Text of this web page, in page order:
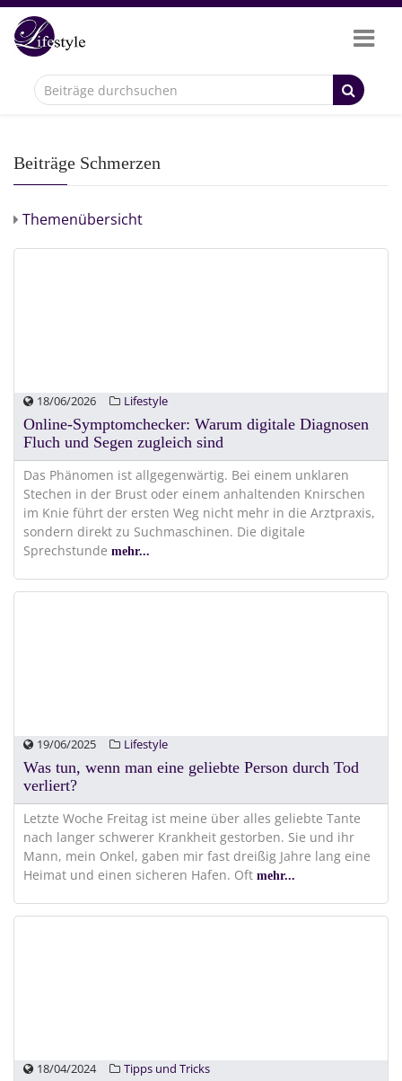
Beiträge Schmerzen
Themenübersicht
18/06/2026 Lifestyle
Online-Symptomchecker: Warum digitale Diagnosen
Fluch und Segen zugleich sind
Das Phänomen ist allgegenwärtig. Bei einem unklaren
Stechen in der Brust oder einem anhaltenden Knirschen
im Knie führt der ersten Weg nicht mehr in die Arztpraxis,
sondern direkt zu Suchmaschinen. Die digitale
Sprechstunde mehr...
19/06/2025 Lifestyle
Was tun, wenn man eine geliebte Person durch Tod
verliert?
Letzte Woche Freitag ist meine über alles geliebte Tante
nach langer schwerer Krankheit gestorben. Sie und ihr
Mann, mein Onkel, gaben mir fast dreißig Jahre lang eine
Heimat und einen sicheren Hafen. Oft mehr...
18/04/2024 Tipps und Tricks